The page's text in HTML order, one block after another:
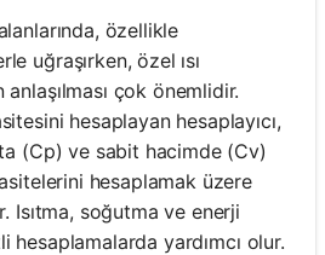
özellikle
uğraşırken, özel ısı
anlaşılması çok önemlidir.
hesaplayan hesaplayıcı,
(Cp) ve sabit hacimde (Cv)
hesaplamak üzere
Isıtma, soğutma ve enerji
yardımcı olur.